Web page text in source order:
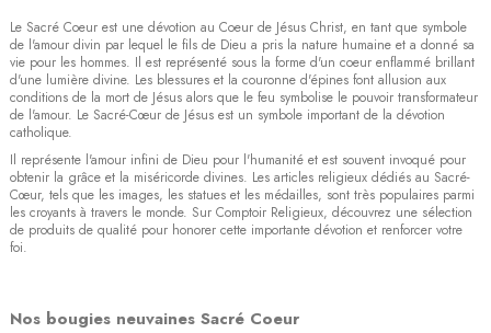
(3 avis)
Le Sacré Coeur est une dévotion au Coeur de Jésus Christ, en tant que symbole
de l'amour divin par lequel le fils de Dieu a pris la nature humaine et a donné sa
vie pour les hommes. Il est représenté sous la forme d'un coeur enflammé brillant
d'une lumière divine. Les blessures et la couronne d'épines font allusion aux
conditions de la mort de Jésus alors que le feu symbolise le pouvoir transformateur
de l'amour. Le Sacré-Cœur de Jésus est un symbole important de la dévotion
catholique.
Il représente l'amour infini de Dieu pour l'humanité et est souvent invoqué pour
obtenir la grâce et la miséricorde divines. Les articles religieux dédiés au Sacré-
Cœur, tels que les images, les statues et les médailles, sont très populaires parmi
les croyants à travers le monde. Sur Comptoir Religieux, découvrez une sélection
de produits de qualité pour honorer cette importante dévotion et renforcer votre
foi.
Nos bougies neuvaines Sacré Coeur